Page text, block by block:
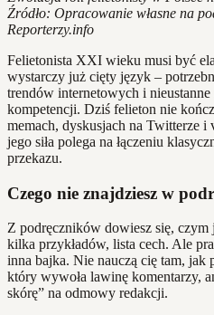
Źródło: Opracowanie własne na
Reporterzy.info
Felietonista XXI wieku musi być
wystarczy już cięty język –
trendów internetowych i
kompetencji. Dziś felieton nie
memach, dyskusjach na Twitterze i
jego siła polega na łączeniu
przekazu.
Czego nie znajdziesz w
Z podręczników dowiesz się, czym
kilka przykładów, lista cech. Ale
inna bajka. Nie nauczą cię tam, jak
który wywoła lawinę komentarzy,
skórę” na odmowy redakcji.